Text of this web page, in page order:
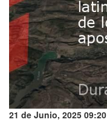
21 de Junio, 2025 09:20